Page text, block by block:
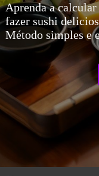
Aprenda a calcular
fazer sushi
Método simples e